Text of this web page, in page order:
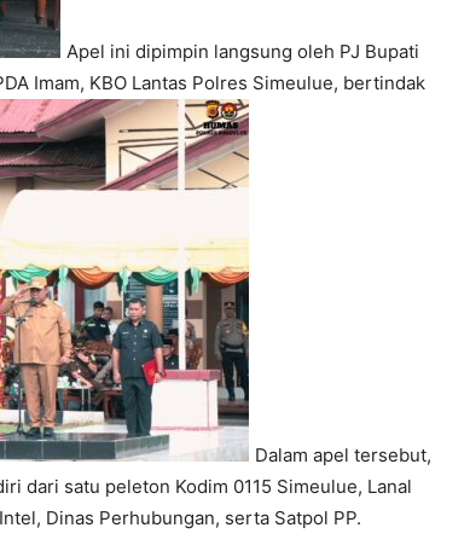
Apel ini dipimpin langsung oleh PJ Bupati
Imam, KBO Lantas Polres Simeulue, bertindak
Dalam apel tersebut,
dari satu peleton Kodim 0115 Simeulue, Lanal
Dinas Perhubungan, serta Satpol PP.